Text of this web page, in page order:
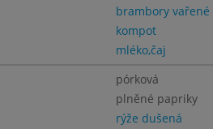
brambory vařené
kompot
mléko,čaj
pórková
plněné papriky
rýže dušená